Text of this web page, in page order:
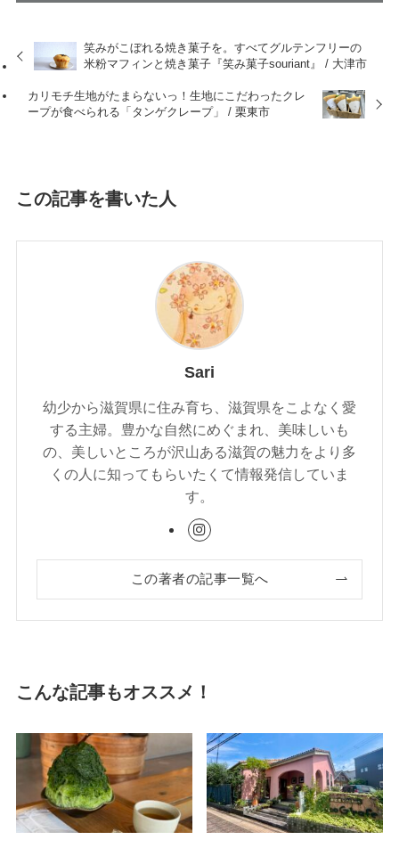
笑みがこぼれる焼き菓子を。すべてグルテンフリーの
米粉マフィンと焼き菓子『笑み菓子souriant』 / 大津市
カリモチ生地がたまらないっ！生地にこだわったクレ
ープが食べられる「タンゲクレープ」 / 栗東市
この記事を書いた人
Sari
幼少から滋賀県に住み育ち、滋賀県をこよなく愛
する主婦。豊かな自然にめぐまれ、美味しいも
の、美しいところが沢山ある滋賀の魅力をより多
くの人に知ってもらいたくて情報発信していま
す。
この著者の記事一覧へ
こんな記事もオススメ！